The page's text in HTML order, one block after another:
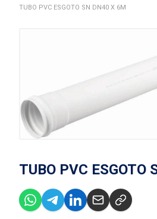
TUBO PVC ESGOTO SN DN40 X 6M
TUBO PVC ESGOTO